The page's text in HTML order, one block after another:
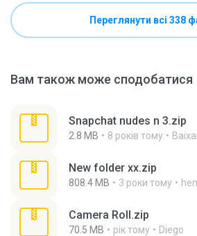
Переглянути всі 338
Вам також може сподобатися
Snapchat nudes n 3.zip
2.8 MB 8 років тому
New folder xx.zip
808.4 MB 3 роки тому
Camera Roll.zip
70.5 MB рік тому Diego